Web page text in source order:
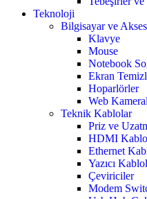
Teknoloji
Bilgisayar ve
Klavye
Mouse
Notebook
Ekran
Hoparlörler
Web
Teknik Kablolar
Priz ve
HDMI
Ethernet
Yazıcı
Çeviriciler
Modem